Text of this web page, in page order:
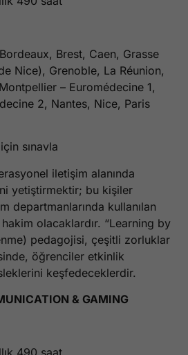
Brest, Caen, Grasse
Nice), Grenoble, La Réunion,
– Euromédecine 1,
2, Nantes, Nice, Paris
sınavla
iletişim alanında
yetiştirmektir; bu kişiler
departmanlarında kullanılan
olacaklardır. “Learning by
pedagojisi, çeşitli zorluklar
öğrenciler etkinlik
keşfedeceklerdir.
& GAMING
490 saat